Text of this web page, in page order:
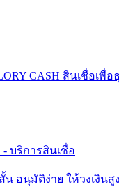
CASH สินเชื่อเพื่อ
น อนุมัติง่าย ให้วงเงินสู